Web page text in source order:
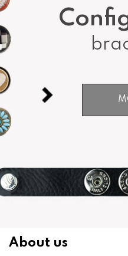
About us